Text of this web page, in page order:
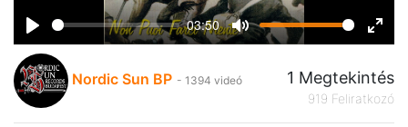
Play
03:50
Mute
Nordic Sun BP - 1394 videó 1 Megtekintés
919 Feliratkozó